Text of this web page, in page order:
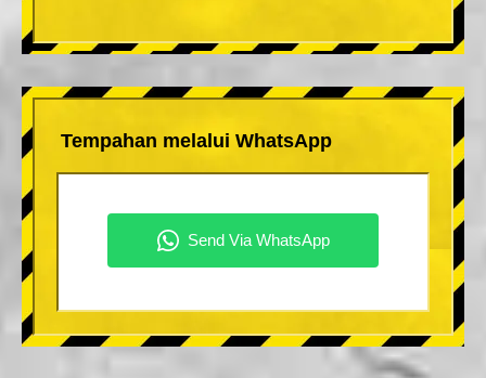
Tempahan melalui WhatsApp